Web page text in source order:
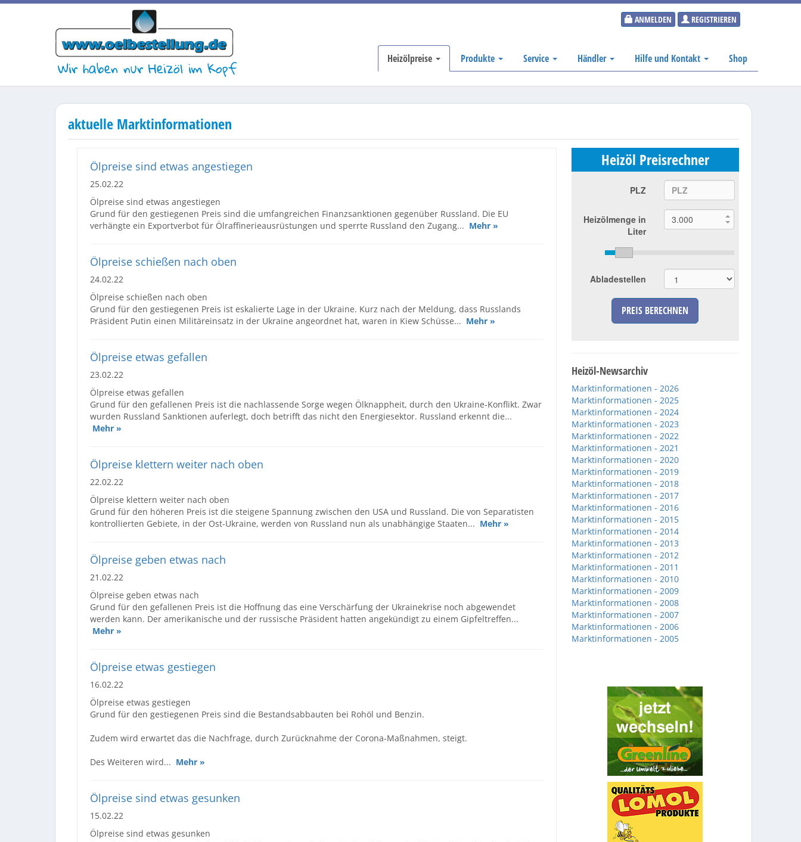
Wir haben nur Heizöl im Kopf
ANMELDEN REGISTRIEREN
Heizölpreise Produkte Service Händler Hilfe und Kontakt Shop
aktuelle Marktinformationen
Ölpreise sind etwas angestiegen
25.02.22
Ölpreise sind etwas angestiegen
Grund für den gestiegenen Preis sind die umfangreichen Finanzsanktionen gegenüber Russland. Die EU
verhängte ein Exportverbot für Ölraffinerieausrüstungen und sperrte Russland den Zugang... Mehr »
Ölpreise schießen nach oben
24.02.22
Ölpreise schießen nach oben
Grund für den gestiegenen Preis ist eskalierte Lage in der Ukraine. Kurz nach der Meldung, dass Russlands
Präsident Putin einen Militäreinsatz in der Ukraine angeordnet hat, waren in Kiew Schüsse... Mehr »
Ölpreise etwas gefallen
23.02.22
Ölpreise etwas gefallen
Grund für den gefallenen Preis ist die nachlassende Sorge wegen Ölknappheit, durch den Ukraine-Konflikt. Zwar
wurden Russland Sanktionen auferlegt, doch betrifft das nicht den Energiesektor. Russland erkennt die...
Mehr »
Ölpreise klettern weiter nach oben
22.02.22
Ölpreise klettern weiter nach oben
Grund für den höheren Preis ist die steigene Spannung zwischen den USA und Russland. Die von Separatisten
kontrollierten Gebiete, in der Ost-Ukraine, werden von Russland nun als unabhängige Staaten... Mehr »
Ölpreise geben etwas nach
21.02.22
Ölpreise geben etwas nach
Grund für den gefallenen Preis ist die Hoffnung das eine Verschärfung der Ukrainekrise noch abgewendet
werden kann. Der amerikanische und der russische Präsident hatten angekündigt zu einem Gipfeltreffen...
Mehr »
Ölpreise etwas gestiegen
16.02.22
Ölpreise etwas gestiegen
Grund für den gestiegenen Preis sind die Bestandsabbauten bei Rohöl und Benzin.
Zudem wird erwartet das die Nachfrage, durch Zurücknahme der Corona-Maßnahmen, steigt.
Des Weiteren wird... Mehr »
Ölpreise sind etwas gesunken
15.02.22
Ölpreise sind etwas gesunken
Heizöl Preisrechner
PLZ
Heizölmenge in
Liter
Abladestellen
PREIS BERECHNEN
Heizöl-Newsarchiv
Marktinformationen - 2026
Marktinformationen - 2025
Marktinformationen - 2024
Marktinformationen - 2023
Marktinformationen - 2022
Marktinformationen - 2021
Marktinformationen - 2020
Marktinformationen - 2019
Marktinformationen - 2018
Marktinformationen - 2017
Marktinformationen - 2016
Marktinformationen - 2015
Marktinformationen - 2014
Marktinformationen - 2013
Marktinformationen - 2012
Marktinformationen - 2011
Marktinformationen - 2010
Marktinformationen - 2009
Marktinformationen - 2008
Marktinformationen - 2007
Marktinformationen - 2006
Marktinformationen - 2005